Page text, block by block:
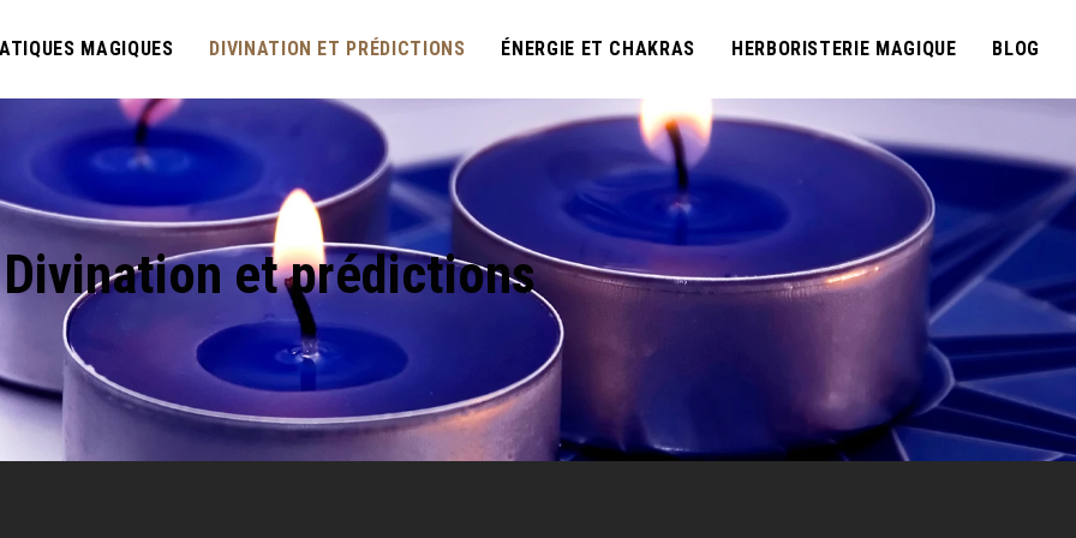
MAGIQUES DIVINATION ET PRÉDICTIONS ÉNERGIE ET CHAKRAS HERBORISTERIE MAGIQUE BLOG
Divination et prédictions